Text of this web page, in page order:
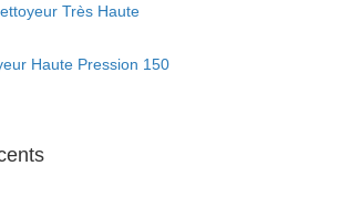
Très Haute
Haute Pression 150